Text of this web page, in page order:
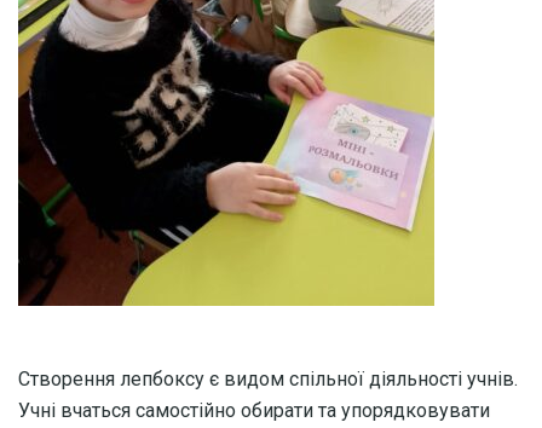
Створення лепбоксу є видом спільної діяльності учнів.
Учні вчаться самостійно обирати та упорядковувати